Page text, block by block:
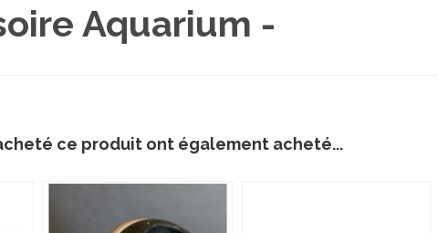
Aquarium -
ce produit ont également acheté...